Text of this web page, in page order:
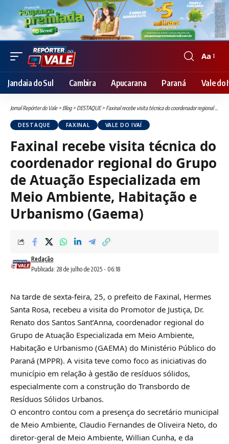
Font
Resizer
Aa
Jandaia do Sul Cambira Apucarana Paraná Vale do
Jornal Repórter do Vale> Blog> DESTAQUE> Faxinal recebe visita técnica do coordenador regional do Grupo de Atuação Especializada em Meio Ambiente, Habitação e Urbanismo (Gaema)
DESTAQUE FAXINAL VALE DO IVAÍ
Faxinal recebe visita técnica do
coordenador regional do Grupo
de Atuação Especializada em
Meio Ambiente, Habitação e
Urbanismo (Gaema)
Publicada: 28 de julho de 2025 - 06:18
Redação
Na tarde de sexta-feira, 25, o prefeito de Faxinal, Hermes
Santa Rosa, recebeu a visita do Promotor de Justiça, Dr.
Renato dos Santos Sant’Anna, coordenador regional do
Grupo de Atuação Especializada em Meio Ambiente,
Habitação e Urbanismo (GAEMA) do Ministério Público do
Paraná (MPPR). A visita teve como foco as iniciativas do
município em relação à gestão de resíduos sólidos,
especialmente com a construção do Transbordo de
Resíduos Sólidos Urbanos.
O encontro contou com a presença do secretário municipal
de Meio Ambiente, Claudio Fernandes de Oliveira Neto, do
diretor-geral de Meio Ambiente, Willian Cunha, e da